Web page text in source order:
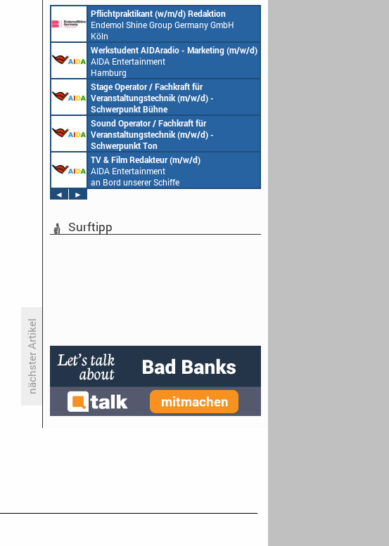
nächster Artikel
Pflichtpraktikant (w/m/d) Redaktion
Endemol Shine Group Germany GmbH
Köln
Werkstudent AIDAradio - Marketing (m/w/d)
AIDA Entertainment
Hamburg
Stage Operator / Fachkraft für
Veranstaltungstechnik (m/w/d) -
Schwerpunkt Bühne
AIDA Entertainment
an Bord unserer Schiffe
Sound Operator / Fachkraft für
Veranstaltungstechnik (m/w/d) -
Schwerpunkt Ton
AIDA Entertainment
an Bord unserer Schiffe
TV & Film Redakteur (m/w/d)
AIDA Entertainment
an Bord unserer Schiffe
◄
►
Surftipp